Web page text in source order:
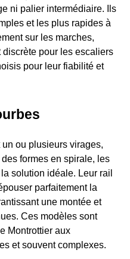
ni palier intermédiaire. Ils
et les plus rapides à
sur les marches,
pour les escaliers
pour leur fiabilité et
ou plusieurs virages,
formes en spirale, les
solution idéale. Leur rail
parfaitement la
une montée et
Ces modèles sont
Montrottier aux
et souvent complexes.